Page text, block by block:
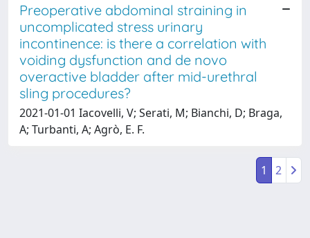
Preoperative abdominal straining in
uncomplicated stress urinary
incontinence: is there a correlation with
voiding dysfunction and de novo
overactive bladder after mid-urethral
sling procedures?
2021-01-01 Iacovelli, V; Serati, M; Bianchi, D; Braga,
A; Turbanti, A; Agrò, E. F.
1 2